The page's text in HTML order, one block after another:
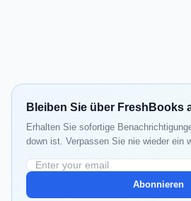
Bleiben Sie über FreshBooks
Erhalten Sie sofortige
down ist. Verpassen Sie nie wieder ein
Abonnieren